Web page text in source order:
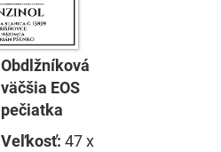
Obdlžníková
väčšia EOS
pečiatka
Veľkosť: 47 x